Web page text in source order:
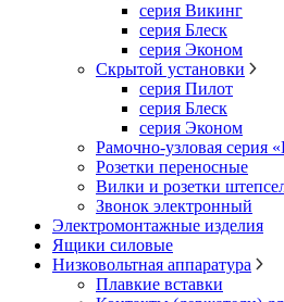
серия Викинг
серия Блеск
серия Эконом
Скрытой установки
серия Пилот
серия Блеск
серия Эконом
Рамочно-узловая серия
Розетки переносные
Вилки и розетки
Звонок электронный
Электромонтажные изделия
Ящики силовые
Низковольтная аппаратура
Плавкие вставки